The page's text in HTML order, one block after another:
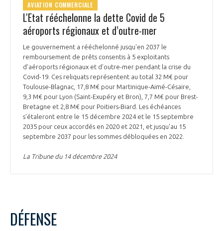
AVIATION COMMERCIALE
L'Etat rééchelonne la dette Covid de 5
aéroports régionaux et d’outre-mer
Le gouvernement a rééchelonné jusqu'en 2037 le
remboursement de prêts consentis à 5 exploitants
d'aéroports régionaux et d'outre-mer pendant la crise du
Covid-19. Ces reliquats représentent au total 32 M€ pour
Toulouse-Blagnac, 17,8 M€ pour Martinique-Aimé-Césaire,
9,3 M€ pour Lyon (Saint-Exupéry et Bron), 7,7 M€ pour Brest-
Bretagne et 2,8 M€ pour Poitiers-Biard. Les échéances
s'étaleront entre le 15 décembre 2024 et le 15 septembre
2035 pour ceux accordés en 2020 et 2021, et jusqu'au 15
septembre 2037 pour les sommes débloquées en 2022.
La Tribune du 14 décembre 2024
DÉFENSE